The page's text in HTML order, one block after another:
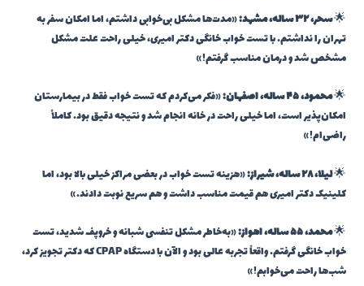
🌟سحر، ۳۲ ساله، مشهد:
«مدت‌ها مشکل بی‌خوابی داشتم، اما امکان سفر به
تهران را نداشتم. با تست خواب خانگی دکتر امیری، خیلی راحت علت مشکل
مشخص شد و درمان مناسب گرفتم!»
🌟محمود، ۴۵ ساله، اصفهان:
«فکر می‌کردم که تست خواب فقط در بیمارستان
امکان‌پذیر است، اما خیلی راحت در خانه انجام شد و نتیجه دقیق بود. کاملاً
راضی‌ام!»
🌟لیلا، ۲۸ ساله، شیراز:
«هزینه تست خواب در بعضی مراکز خیلی بالا بود، اما
کلینیک دکتر امیری هم قیمت مناسب داشت و هم سریع نوبت دادند.»
🌟محمد، ۵۵ ساله، اهواز:
«به‌خاطر مشکل تنفسی شبانه و خروپف شدید، تست
خواب خانگی گرفتم. واقعاً تجربه عالی بود و الآن با دستگاه CPAP که دکتر تجویز کرد،
شب‌ها راحت می‌خوابم!»